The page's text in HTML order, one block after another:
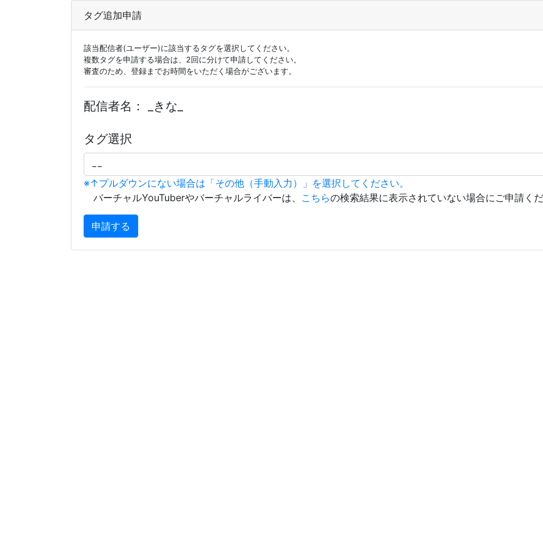
タグ追加申請
該当配信者(ユーザー)に該当するタグを選択してください。
複数タグを申請する場合は、2回に分けて申請してください。
審査のため、登録までお時間をいただく場合がございます。
配信者名： _きな_
タグ選択
※↑プルダウンにない場合は「その他（手動入力）」を選択してください。
バーチャルYouTuberやバーチャルライバーは、 こちらの検索結果に表示されていない場合にご申請く
申請する